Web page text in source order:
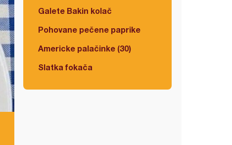
Galete Bakin kolač
Pohovane pečene paprike
Americke palačinke (30)
Slatka fokača